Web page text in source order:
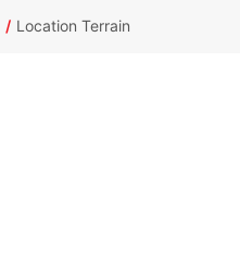
Location Terrain